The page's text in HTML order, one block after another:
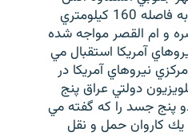
گشودند. روز گذشته، نيروهاي آمريكا اعلام كردند در پي پيشروي هاي اخير به فاصله 160 كيلومتري
و ام القصر مواجه شده
آمريكا استقبال مي
نيروهاي آمريكا در
دولتي عراق پنج
پنج جسد را كه گفته مي
يك كاروان حمل و نقل